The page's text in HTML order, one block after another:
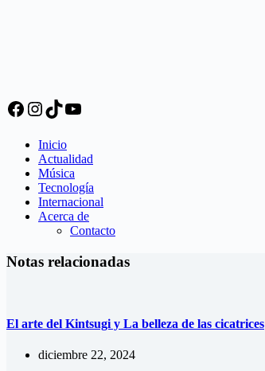
Facebook
Instagram
TikTok
YouTube
Inicio
Actualidad
Música
Tecnología
Internacional
Acerca de
Contacto
Notas relacionadas
El arte del Kintsugi y La belleza de las cicatrices
diciembre 22, 2024